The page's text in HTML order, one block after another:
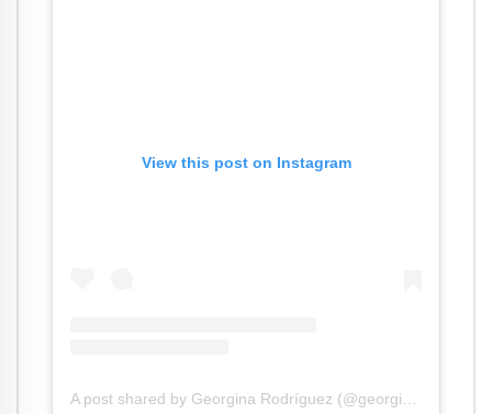
View this post on Instagram